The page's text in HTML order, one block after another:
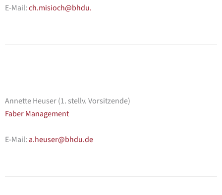
E-Mail:ch.misioch@bhdu.
Annette Heuser (1. stellv. Vorsitzende)
Faber Management
E-Mail: a.heuser@bhdu.de